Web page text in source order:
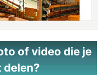
of video die je
delen?